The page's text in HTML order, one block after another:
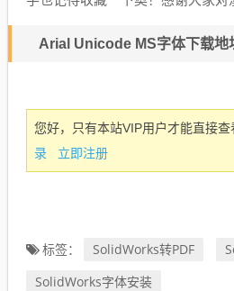
Arial Unicode MS字体下载地
您好，只有本站VIP用户才能直接查
录
立即注册
标签： SolidWorks转PDF
SolidWorks字体安装